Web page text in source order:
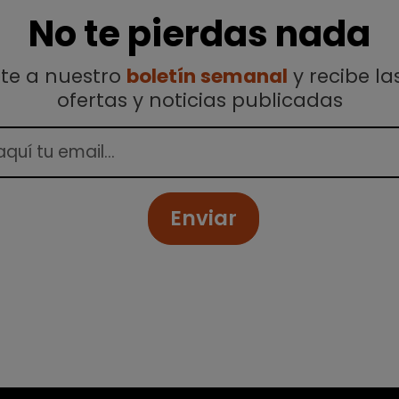
No te pierdas nada
a nuestro boletín semanal y recibe
ofertas y noticias publicadas
Enviar